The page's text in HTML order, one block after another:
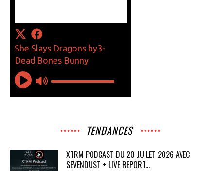
TENDANCES
XTRM PODCAST DU 20 JUILET 2026 AVEC
SEVENDUST + LIVE REPORT...